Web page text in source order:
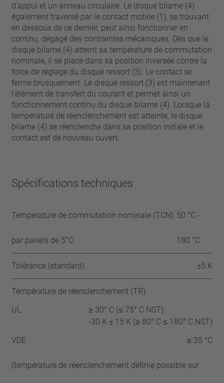
d’appui et un anneau circulaire. Le disque bilame (4)
également traversé par le contact mobile (1), se trouvant
en dessous de ce dernier, peut ainsi fonctionner en
continu, dégagé des contraintes mécaniques. Dès que le
disque bilame (4) atteint sa température de commutation
nominale, il se place dans sa position inversée contre la
force de réglage du disque ressort (3). Le contact se
ferme brusquement. Le disque ressort (3) est maintenant
l’élément de transfert du courant et permet ainsi un
fonctionnement continu du disque bilame (4). Lorsque la
température de réenclenchement est atteinte, le disque
bilame (4) se réenclenche dans sa position initiale et le
contact est de nouveau ouvert.
Spécifications techniques
Température de commutation nominale (TCN)
par paliers de 5°C
50 °C -
180 °C
Tolérance (standard) ±5 K
Température de réenclenchement (TR)
UL
≥ 30° C (≤ 75° C NST)
-30 K ± 15 K (≥ 80° C ≤ 180° C NST)
VDE
≥ 35 °C
(température de réenclenchement définie possible sur